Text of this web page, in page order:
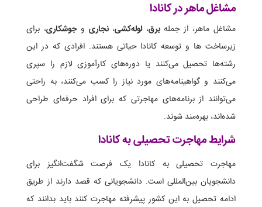
مشاغل ماهر در کانادا
مشاغل ماهر، از جمله برق، لوله‌کشی، نجاریوجوشکاری، برای
زیرساخت ها و توسعه کانادا حیاتی هستند. افرادی که در این
رشته‌ها تحصیل می‌کنند یا دوره‌های کارآموزی لازم را سپری
می‌کنند و گواهینامه‌های مورد نیاز را کسب می‌کنند، به راحتی
می‌توانند از برنامه‌های مهاجرتی که برای افراد حرفه‌ای طراحی
شده‌اند، بهره‌مند شوند.
شرایط مهاجرت تحصیلی به کانادا
مهاجرت تحصیلی به کانادا یک فرصت شگفت‌انگیز برای
دانشجویان بین‌المللی است. دانشجویانی که قصد دارند از طریق
ادامه تحصیل به این کشور پیشرفته مهاجرت کنند باید بدانند که